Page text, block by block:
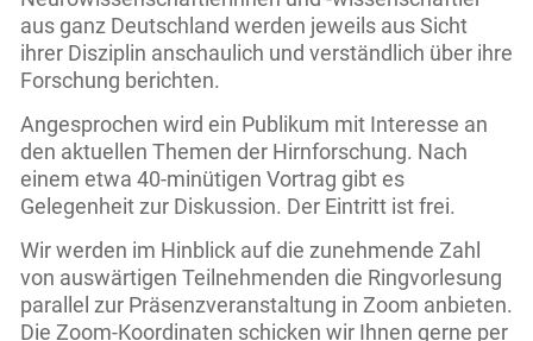
aus ganz Deutschland werden jeweils aus Sicht
ihrer Disziplin anschaulich und verständlich über ihre
Forschung berichten.
Angesprochen wird ein Publikum mit Interesse an
den aktuellen Themen der Hirnforschung. Nach
einem etwa 40-minütigen Vortrag gibt es
Gelegenheit zur Diskussion. Der Eintritt ist frei.
Wir werden im Hinblick auf die zunehmende Zahl
von auswärtigen Teilnehmenden die Ringvorlesung
parallel zur Präsenzveranstaltung in Zoom anbieten.
Die Zoom-Koordinaten schicken wir Ihnen gerne per